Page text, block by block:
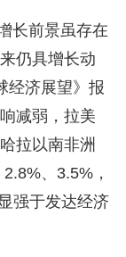
长前景虽存在
仍具增长动
经济展望》报
减弱，拉美
拉以南非洲
、3.5%，
强于发达经济